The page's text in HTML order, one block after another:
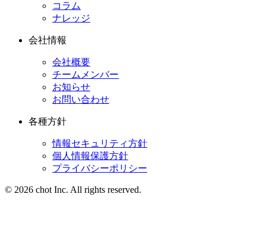
コラム
ナレッジ
会社情報
会社概要
チームメンバー
お知らせ
お問い合わせ
各種方針
情報セキュリティ方針
個人情報保護方針
プライバシーポリシー
© 2026 chot Inc. All rights reserved.